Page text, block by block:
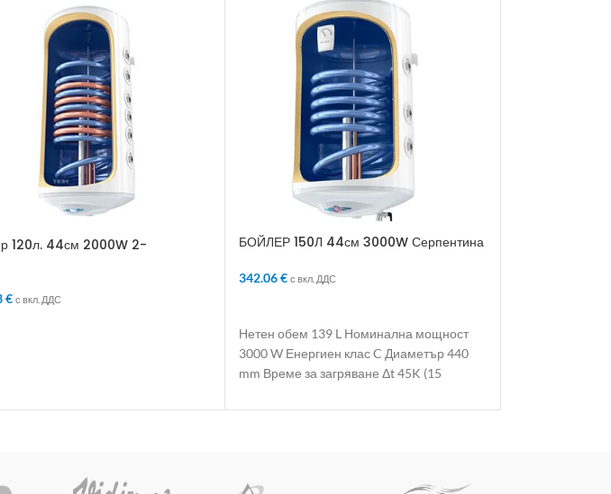
120л. 44см 2000W 2-
€ с вкл. ДДС
БОЙЛЕР 150Л 44см 3000W Серпентина
342.06€ с вкл. ДДС
Нетен обем 139 L Номинална мощност
3000 W Енергиен клас C Диаметър 440
mm Време за загряване Δt 45K (15